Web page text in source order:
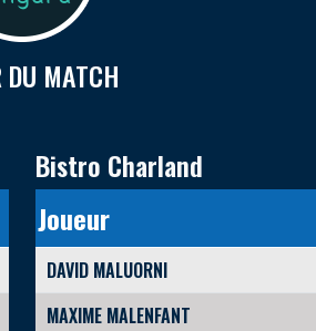
DU MATCH
Bistro Charland
Joueur
DAVID MALUORNI
MAXIME MALENFANT